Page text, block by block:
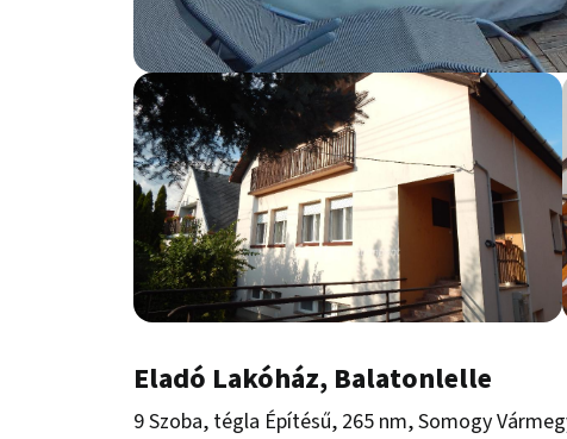
Eladó Lakóház, Balatonlelle
9 Szoba, tégla Építésű, 265 nm, Somogy